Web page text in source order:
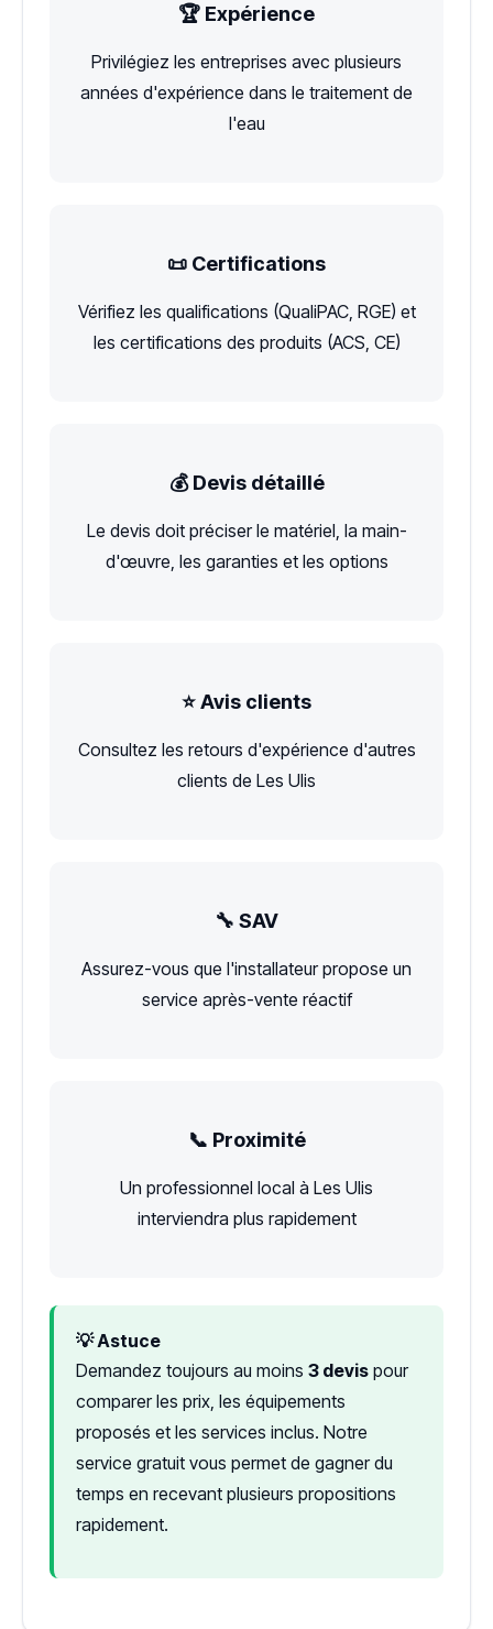
🏆 Expérience
Privilégiez les entreprises avec plusieurs
années d'expérience dans le traitement de
l'eau
📜 Certifications
Vérifiez les qualifications (QualiPAC, RGE) et
les certifications des produits (ACS, CE)
💰 Devis détaillé
Le devis doit préciser le matériel, la main-
d'œuvre, les garanties et les options
⭐ Avis clients
Consultez les retours d'expérience d'autres
clients de Les Ulis
🔧 SAV
Assurez-vous que l'installateur propose un
service après-vente réactif
📞 Proximité
Un professionnel local à Les Ulis
interviendra plus rapidement
💡 Astuce
Demandez toujours au moins 3 devis pour
comparer les prix, les équipements
proposés et les services inclus. Notre
service gratuit vous permet de gagner du
temps en recevant plusieurs propositions
rapidement.